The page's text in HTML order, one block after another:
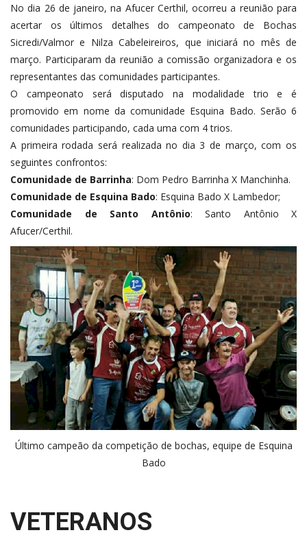
No dia 26 de janeiro, na Afucer Certhil, ocorreu a reunião para
acertar os últimos detalhes do campeonato de Bochas
Sicredi/Valmor e Nilza Cabeleireiros, que iniciará no mês de
março. Participaram da reunião a comissão organizadora e os
representantes das comunidades participantes.
O campeonato será disputado na modalidade trio e é
promovido em nome da comunidade Esquina Bado. Serão 6
comunidades participando, cada uma com 4 trios.
A primeira rodada será realizada no dia 3 de março, com os
seguintes confrontos:
Comunidade de Barrinha: Dom Pedro Barrinha X Manchinha.
Comunidade de Esquina Bado: Esquina Bado X Lambedor;
Comunidade de Santo Antônio: Santo Antônio X
Afucer/Certhil.
Último campeão da competição de bochas, equipe de Esquina
Bado
VETERANOS